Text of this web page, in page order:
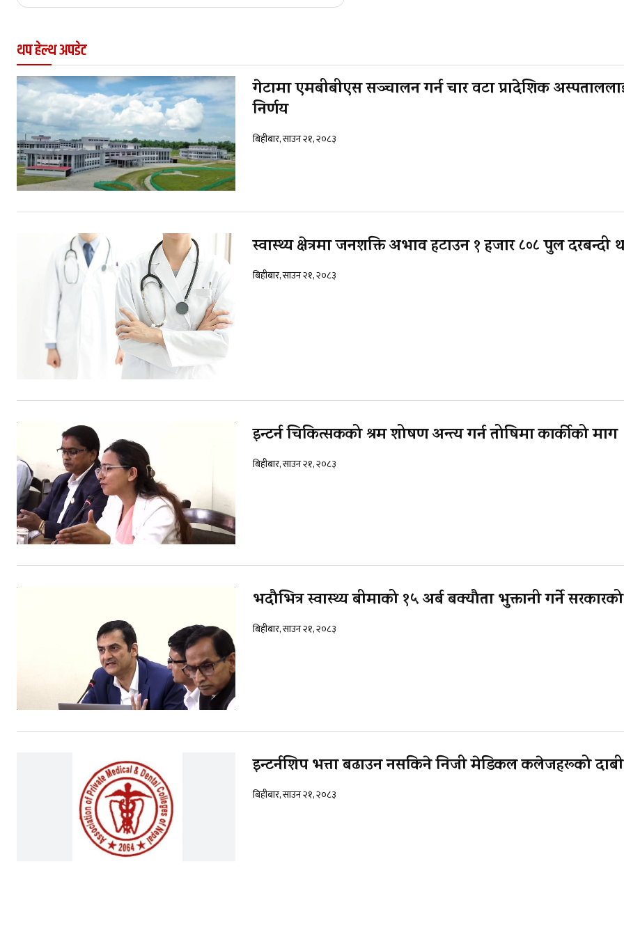
थप हेल्थ अपडेट
गेटामा एमबीबीएस सञ्चालन गर्न चार वटा प्रादेशिक
निर्णय
बिहीबार, साउन २१, २०८३
स्वास्थ्य क्षेत्रमा जनशक्ति अभाव हटाउन १ हजार ८०८ पुल दरबन्दी
बिहीबार, साउन २१, २०८३
इन्टर्न चिकित्सकको श्रम शोषण अन्त्य गर्न तोषिमा कार्कीको माग
बिहीबार, साउन २१, २०८३
भदौभित्र स्वास्थ्य बीमाको १५ अर्ब बक्यौता भुक्तानी गर्ने
बिहीबार, साउन २१, २०८३
इन्टर्नशिप भत्ता बढाउन नसकिने निजी मेडिकल कलेजहरूको दाबी
बिहीबार, साउन २१, २०८३